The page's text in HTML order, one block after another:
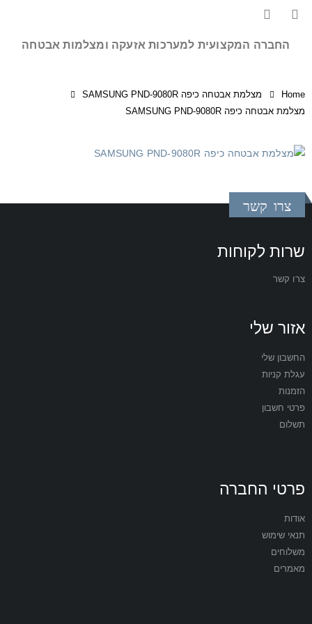
החברה המקצועית למערכות אזעקה ומצלמות אבטחה
Home
מצלמת אבטחה כיפה SAMSUNG PND-9080R
מצלמת אבטחה כיפה SAMSUNG PND-9080R
צרו קשר
שרות לקוחות
צרו קשר
אזור שלי
החשבון שלי
עגלת קניות
הזמנות
פרטי חשבון
תשלום
פרטי החברה
אודות
תנאי שימוש
משלוחים
מאמרים